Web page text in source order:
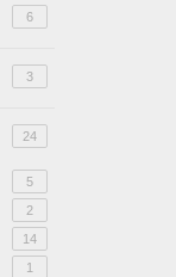
6
3
24
5
2
14
1